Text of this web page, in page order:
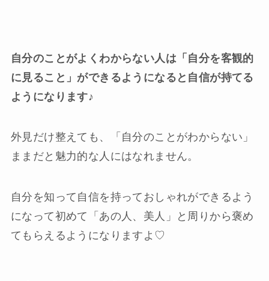
自分のことがよくわからない人は「自分を客観的
に見ること」ができるようになると自信が持てる
ようになります♪
外見だけ整えても、「自分のことがわからない」
ままだと魅力的な人にはなれません。
自分を知って自信を持っておしゃれができるよう
になって初めて「あの人、美人」と周りから褒め
てもらえるようになりますよ♡